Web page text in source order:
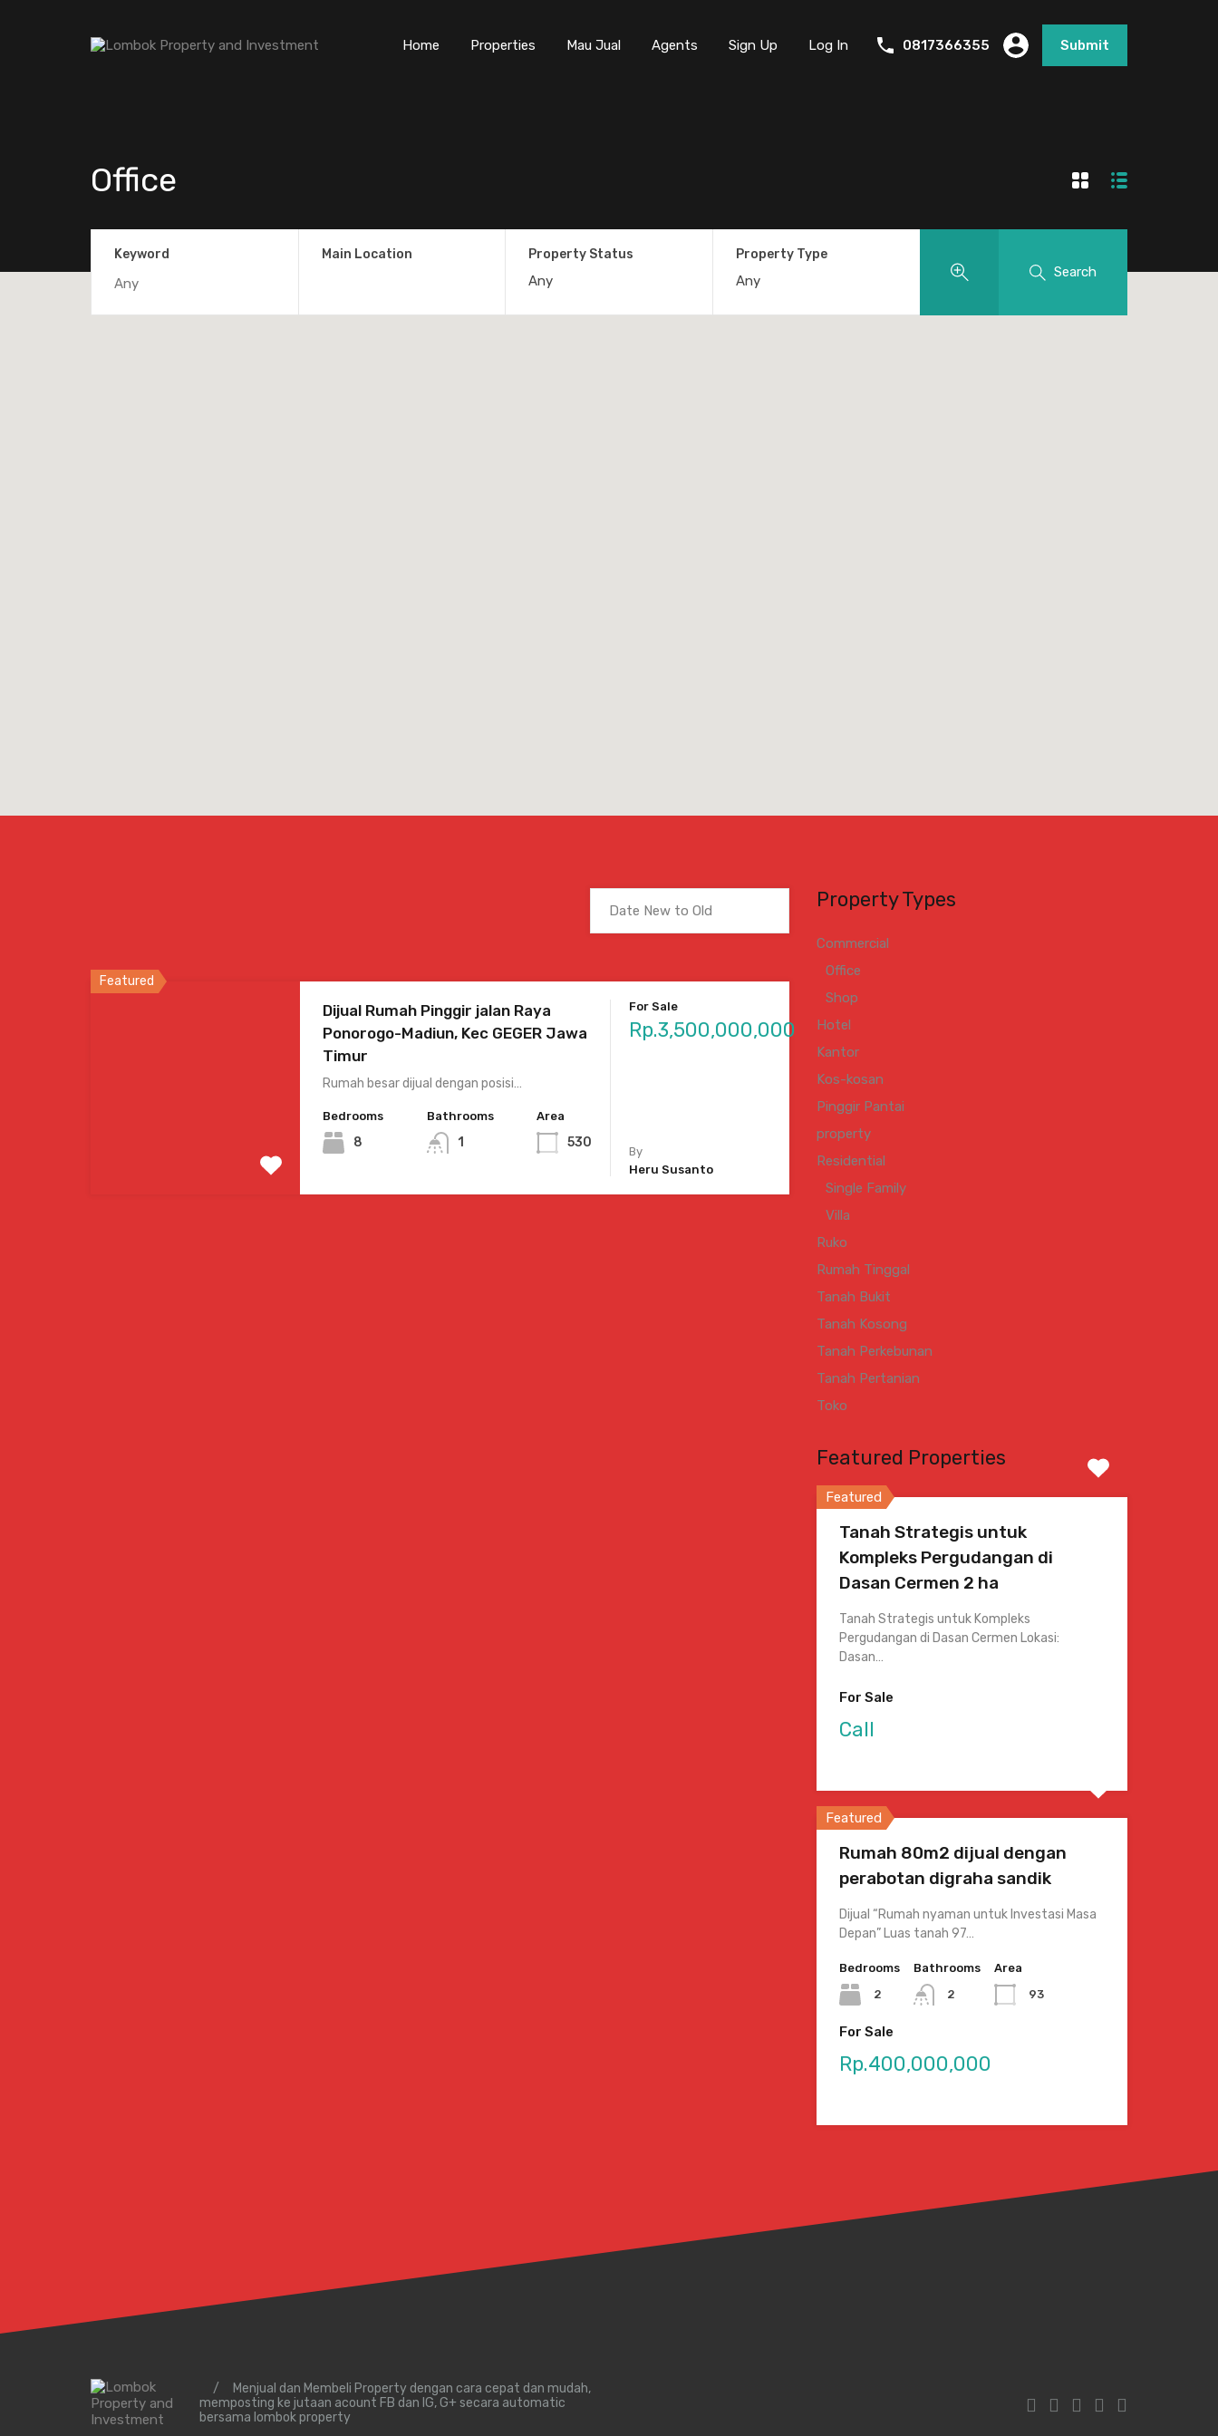
Home Properties Mau Jual Agents Sign Up Log In 0817366355 Submit
Office
Keyword Main Location Property Status Property Type
Search
Featured
Dijual Rumah Pinggir jalan Raya
Ponorogo-Madiun, Kec GEGER Jawa
Timur
Rumah besar dijual dengan posisi…
Bedrooms
8
Bathrooms
1
Area
530
For Sale
Rp.3,500,000,000
By
Heru Susanto
Property Types
Commercial
Office
Shop
Hotel
Kantor
Kos-kosan
Pinggir Pantai
property
Residential
Single Family
Villa
Ruko
Rumah Tinggal
Tanah Bukit
Tanah Kosong
Tanah Perkebunan
Tanah Pertanian
Toko
Featured Properties
Featured
Tanah Strategis untuk
Kompleks Pergudangan di
Dasan Cermen 2 ha
Tanah Strategis untuk Kompleks
Pergudangan di Dasan Cermen Lokasi:
Dasan…
For Sale
Call
Featured
Rumah 80m2 dijual dengan
perabotan digraha sandik
Dijual “Rumah nyaman untuk Investasi Masa
Depan” Luas tanah 97…
Bedrooms
2
Bathrooms
2
Area
93
For Sale
Rp.400,000,000
/
Menjual dan Membeli Property dengan cara cepat dan mudah,
memposting ke jutaan acount FB dan IG, G+ secara automatic
bersama lombok property